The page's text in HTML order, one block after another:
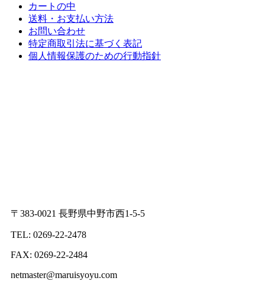
カートの中
送料・お支払い方法
お問い合わせ
特定商取引法に基づく表記
個人情報保護のための行動指針
〒383-0021 長野県中野市西1-5-5
TEL: 0269-22-2478
FAX: 0269-22-2484
netmaster@maruisyoyu.com